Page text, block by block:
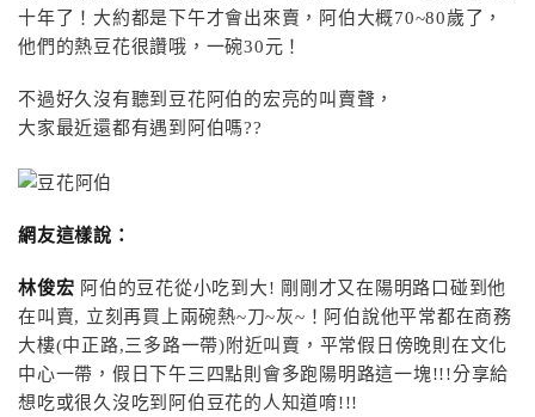
十年了！大約都是下午才會出來賣，阿伯大概70~80歲了，
他們的熱豆花很讚哦，一碗30元！
不過好久沒有聽到豆花阿伯的宏亮的叫賣聲，
大家最近還都有遇到阿伯嗎??
網友這樣說：
林俊宏 阿伯的豆花從小吃到大! 剛剛才又在陽明路口碰到他
在叫賣, 立刻再買上兩碗熱~刀~灰~！阿伯說他平常都在商務
大樓(中正路,三多路一帶)附近叫賣，平常假日傍晚則在文化
中心一帶，假日下午三四點則會多跑陽明路這一塊!!!分享給
想吃或很久沒吃到阿伯豆花的人知道唷!!!